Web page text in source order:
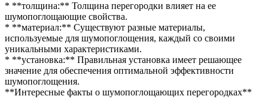
* **толщина:** Толщина перегородки влияет на ее
шумопоглощающие свойства.
* **материал:** Существуют разные материалы,
используемые для шумопоглощения, каждый со своими
уникальными характеристиками.
* **установка:** Правильная установка имеет решающее
значение для обеспечения оптимальной эффективности
шумопоглощения.
**Интересные факты о шумопоглощающих перегородках**